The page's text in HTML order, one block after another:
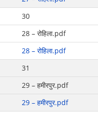
30
28 – रोहिला.pdf
28 – रोहिला.pdf
31
29 – हमीरपुर.pdf
29 – हमीरपुर.pdf